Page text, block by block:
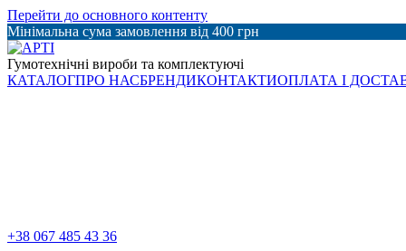
Перейти до основного контенту
Мінімальна сума замовлення від 400 грн
Гумотехнічні вироби та комплектуючі
КАТАЛОГПРО НАСБРЕНДИКОНТАКТИОПЛАТА І
+38 067 485 43 36